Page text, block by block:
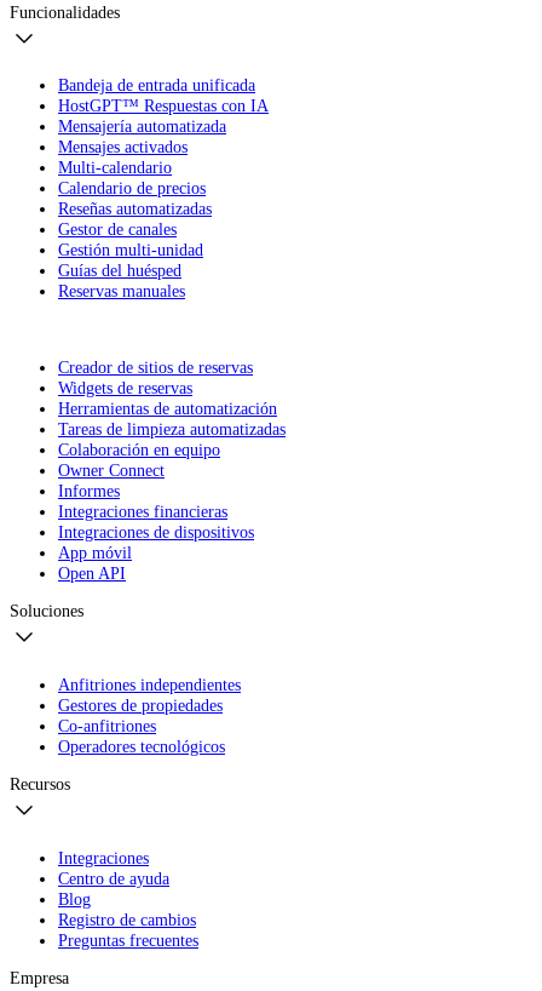
Funcionalidades
Bandeja de entrada unificada
HostGPT™ Respuestas con IA
Mensajería automatizada
Mensajes activados
Multi-calendario
Calendario de precios
Reseñas automatizadas
Gestor de canales
Gestión multi-unidad
Guías del huésped
Reservas manuales
Creador de sitios de reservas
Widgets de reservas
Herramientas de automatización
Tareas de limpieza automatizadas
Colaboración en equipo
Owner Connect
Informes
Integraciones financieras
Integraciones de dispositivos
App móvil
Open API
Soluciones
Anfitriones independientes
Gestores de propiedades
Co-anfitriones
Operadores tecnológicos
Recursos
Integraciones
Centro de ayuda
Blog
Registro de cambios
Preguntas frecuentes
Empresa